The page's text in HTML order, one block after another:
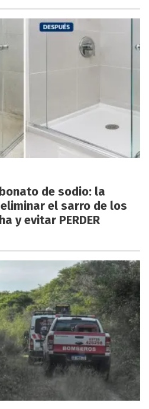
de sodio: la
eliminar el sarro de los
y evitar PERDER